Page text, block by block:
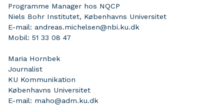
Programme Manager hos NQCP
Niels Bohr Institutet, Københavns Universitet
E-mail: andreas.michelsen@nbi.ku.dk
Mobil: 51 33 08 47
Maria Hornbek
Journalist
KU Kommunikation
Københavns Universitet
E-mail: maho@adm.ku.dk